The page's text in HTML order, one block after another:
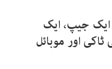
ایک جیپ، ایک
اور موبائل